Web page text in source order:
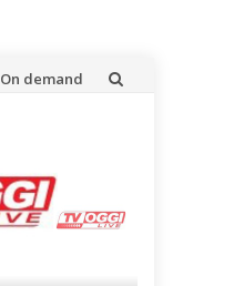
On demand